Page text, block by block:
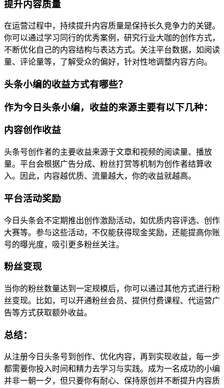
提升内容质量
在运营过程中，持续提升内容质量是保持长久竞争力的关键。
你可以通过学习同行的优秀案例，研究行业大咖的创作方式，
不断优化自己的内容结构与表达方式。关注平台数据，如阅读
量、评论量等，了解受众的偏好，针对性地调整内容方向。
头条小编的收益方式有哪些？
作为今日头条小编，收益的来源主要有以下几种：
内容创作收益
头条号创作者的主要收益来源于文章和视频的阅读量、播放
量。平台会根据广告分成、粉丝打赏等机制为创作者结算收
入。因此，内容越优质、流量越大，你的收益就越高。
平台活动奖励
今日头条会不定期推出创作激励活动，如优质内容评选、创作
大赛等。参与这些活动，不仅能获得现金奖励，还能提高你账
号的曝光度，吸引更多粉丝关注。
粉丝变现
当你的粉丝数量达到一定规模后，你可以通过其他方式进行粉
丝变现。比如，可以开通粉丝会员、提供付费课程、代运营广
告等方式获取额外收益。
总结：
从注册今日头条号到创作、优化内容，再到实现收益，每一步
都需要你投入时间和精力去学习与实践。成为一名成功的小编
并非一朝一夕，但只要你有耐心、保持原创并不断提升内容质